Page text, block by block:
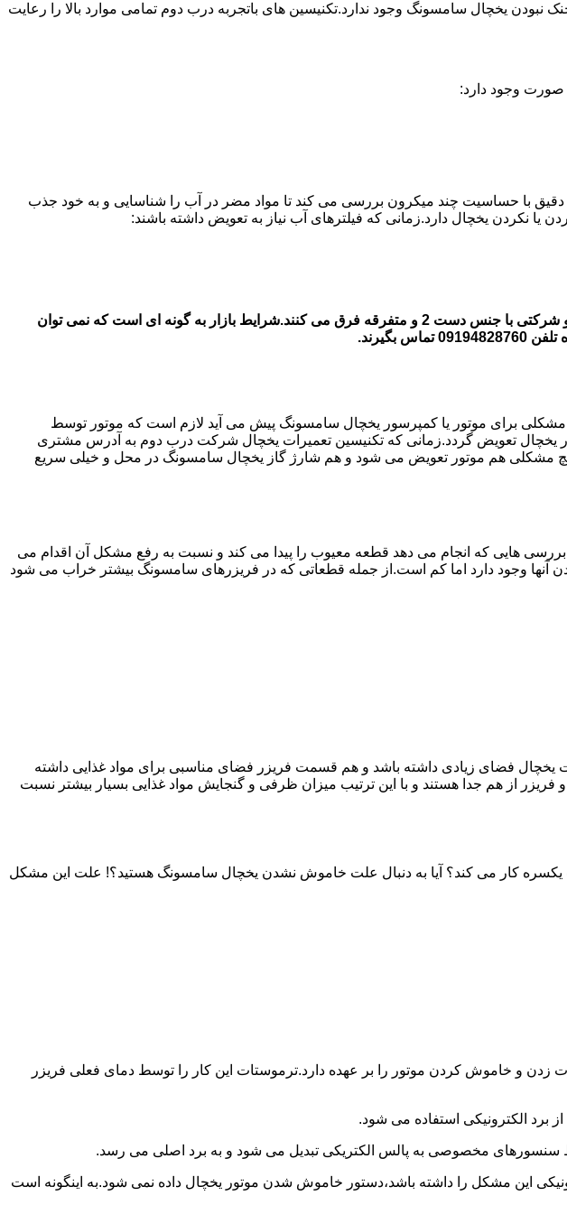
یخچال سامسونگ وجود ندارد.تکنیسین های باتجربه درب دوم تمامی موارد بالا را رعایت
دقیق با حساسیت چند میکرون بررسی می کند تا مواد مضر در آب را شناسایی و به خود جذب
قیمت فیلتر های آب یخچال سامسونگ در در درب دوم قیمت فیلتر آب یخچال سامسونگ بستگی به جنس اصل و شرکتی با جنس دست 2 و متفرقه فرق می کنند.شرایط بازار به گونه ای است که نمی توان
برای موتور یا کمپرسور یخچال سامسونگ پیش می آید لازم است که موتور توسط
تعویض گردد.زمانی که تکنیسین تعمیرات یخچال شرکت درب دوم به آدرس مشتری
مشکلی هم موتور تعویض می شود و هم شارژ گاز یخچال سامسونگ در محل و خیلی سریع
هایی که انجام می دهد قطعه معیوب را پیدا می کند و نسبت به رفع مشکل آن اقدام می
آنها وجود دارد اما کم است.از جمله قطعاتی که در فریزرهای سامسونگ بیشتر خراب می شود
یخچال فضای زیادی داشته باشد و هم قسمت فریزر فضای مناسبی برای مواد غذایی داشته
از هم جدا هستند و با این ترتیب میزان ظرفی و گنجایش مواد غذایی بسیار بیشتر نسبت
یکسره کار می کند؟ آیا به دنبال علت خاموش نشدن یخچال سامسونگ هستید؟! علت این مشکل
زدن و خاموش کردن موتور را بر عهده دارد.ترموستات این کار را توسط دمای فعلی فریزر
برد الکترونیکی استفاده می شود.
سنسورهای مخصوصی به پالس الکتریکی تبدیل می شود و به برد اصلی می رسد.
این مشکل را داشته باشد،دستور خاموش شدن موتور یخچال داده نمی شود.به اینگونه است